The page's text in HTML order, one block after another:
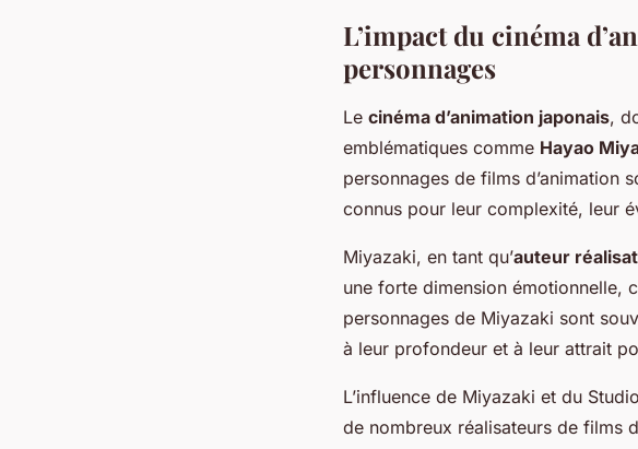
L’impact du cinéma
personnages
Le cinéma d’animation japonais,
emblématiques comme Hayao
personnages de films d’animation
connus pour leur complexité, leur
Miyazaki, en tant qu’auteur
une forte dimension émotionnelle,
personnages de Miyazaki sont
à leur profondeur et à leur attrait
L’influence de Miyazaki et du
de nombreux réalisateurs de films